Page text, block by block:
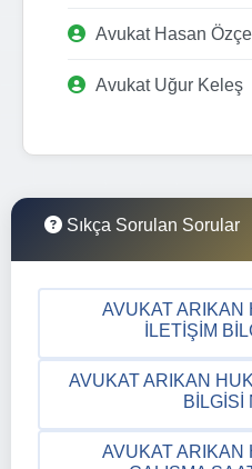
Avukat Hasan
Avukat Uğur Keleş
Sıkça Sorulan Sorular
AVUKAT ARIKAN
İLETIŞIM
AVUKAT ARIKAN
BILGISI
AVUKAT ARIKAN